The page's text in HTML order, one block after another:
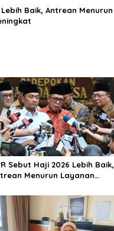
Baik, Antrean Menurun
Sebut Haji 2026 Lebih Baik,
Menurun Layanan